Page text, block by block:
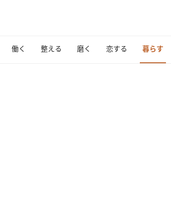
働く 整える 磨く 恋する 暮らす